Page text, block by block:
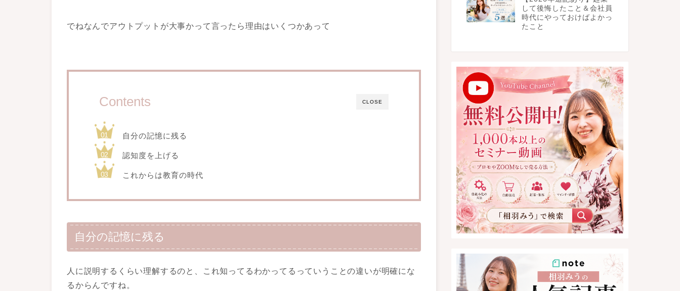
でねなんでアウトプットが大事かって言ったら理由はいくつかあって
CLOSE
Contents
自分の記憶に残る
認知度を上げる
これからは教育の時代
自分の記憶に残る
人に説明するくらい理解するのと、これ知ってるわかってるっていうことの違いが明確にな
るからんですね。
して後悔したこと＆会社員
時代にやっておけばよかっ
たこと